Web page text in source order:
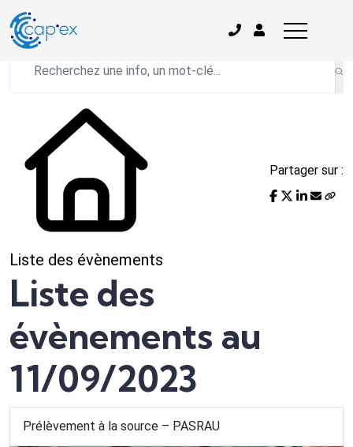
L'actualité du mois
Liste des évènements
Partager sur :
Liste des
évènements au
11/09/2023
Prélèvement à la source – PASRAU